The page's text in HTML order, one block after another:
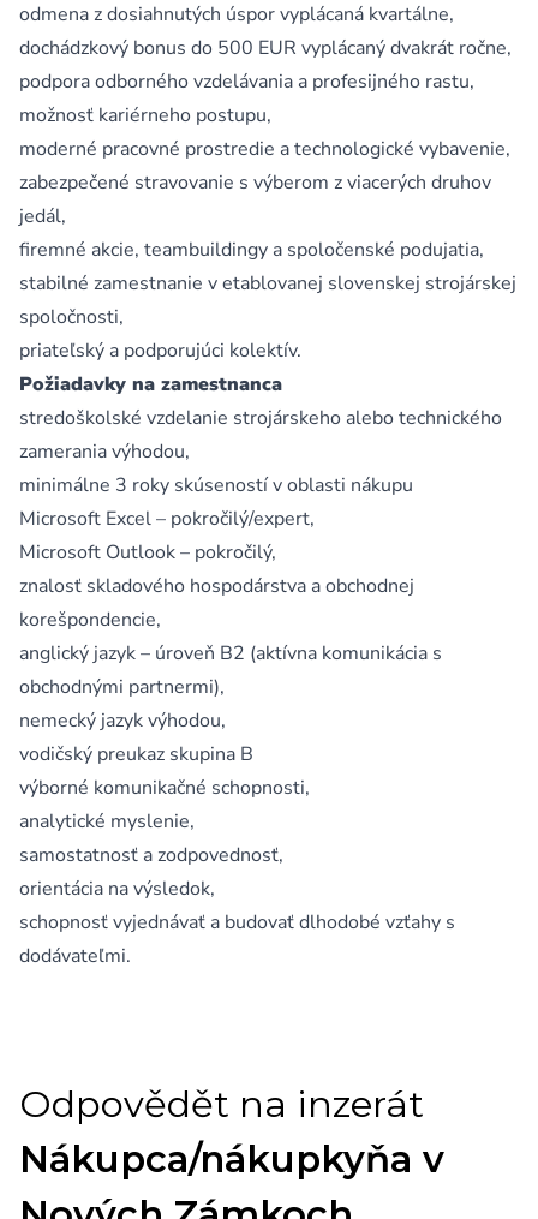
odmena z dosiahnutých úspor vyplácaná kvartálne,
dochádzkový bonus do 500 EUR vyplácaný dvakrát ročne,
podpora odborného vzdelávania a profesijného rastu,
možnosť kariérneho postupu,
moderné pracovné prostredie a technologické vybavenie,
zabezpečené stravovanie s výberom z viacerých druhov
jedál,
firemné akcie, teambuildingy a spoločenské podujatia,
stabilné zamestnanie v etablovanej slovenskej strojárskej
spoločnosti,
priateľský a podporujúci kolektív.
Požiadavky na zamestnanca
stredoškolské vzdelanie strojárskeho alebo technického
zamerania výhodou,
minimálne 3 roky skúseností v oblasti nákupu
Microsoft Excel – pokročilý/expert,
Microsoft Outlook – pokročilý,
znalosť skladového hospodárstva a obchodnej
korešpondencie,
anglický jazyk – úroveň B2 (aktívna komunikácia s
obchodnými partnermi),
nemecký jazyk výhodou,
vodičský preukaz skupina B
výborné komunikačné schopnosti,
analytické myslenie,
samostatnosť a zodpovednosť,
orientácia na výsledok,
schopnosť vyjednávať a budovať dlhodobé vzťahy s
dodávateľmi.